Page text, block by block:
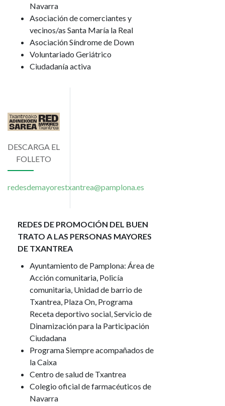
Navarra
Asociación de comerciantes y
vecinos/as Santa María la Real
Asociación Síndrome de Down
Voluntariado Geriátrico
Ciudadanía activa
Imagen
DESCARGA EL
FOLLETO
redesdemayorestxantrea@pamplona.es
REDES DE PROMOCIÓN DEL BUEN
TRATO A LAS PERSONAS MAYORES
DE TXANTREA
Ayuntamiento de Pamplona: Área de
Acción comunitaria, Policía
comunitaria, Unidad de barrio de
Txantrea, Plaza On, Programa
Receta deportivo social, Servicio de
Dinamización para la Participación
Ciudadana
Programa Siempre acompañados de
la Caixa
Centro de salud de Txantrea
Colegio oficial de farmacéuticos de
Navarra